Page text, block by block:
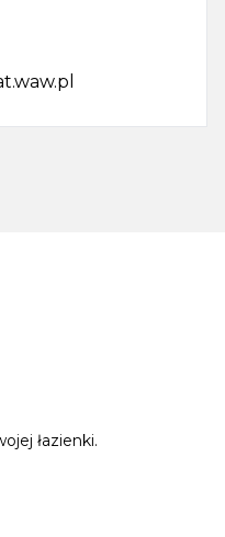
łazienki.